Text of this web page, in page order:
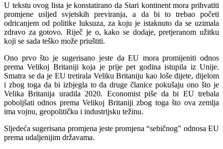
U tekstu ovog lista je konstatirano da Stari kontinent mora prihvatiti
promjene usljed svjetskih previranja, a da bi to trebao početi
odricanjem od politike luksuza, za koju je istaknuto da se uzimala
zdravo za gotovo. Riječ je o, kako se dodaje, pretjeranom užitku
koji se sada teško može priuštiti.
Ono prvo što je sugerisano jeste da EU mora promijeniti odnos
prema Velikoj Britaniji koja je prije pet godina istupila iz Unije.
Smatra se da je EU tretirala Veliku Britaniju kao loše dijete, dijelom
i zbog toga da bi izbjegla to da druge članice pokušaju ono što je
Velika Britanija uradila 2020. Economist piše da bi EU trebala
poboljšati odnos prema Velikoj Britaniji zbog toga što ova zemlja
ima vojnu, geopolitičku i industrijsku težinu.
Sljedeća sugerisana promjena jeste promjena “sebičnog” odnosa EU
prema udaljenijim državama.